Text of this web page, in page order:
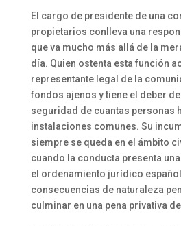
El cargo de presidente de una
propietarios conlleva una
que va mucho más allá de la
día. Quien ostenta esta función
representante legal de la
fondos ajenos y tiene el deber
seguridad de cuantas personas
instalaciones comunes. Su
siempre se queda en el ámbito
cuando la conducta presenta
el ordenamiento jurídico
consecuencias de naturaleza
culminar en una pena privativa